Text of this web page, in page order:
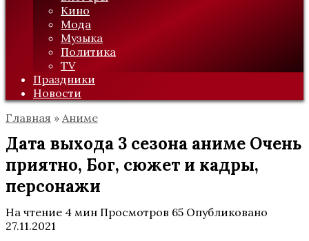
Кино
Мода
Музыка
Политика
TV
Праздники
Новости
Главная » Аниме
Дата выхода 3 сезона аниме Очень
приятно, Бог, сюжет и кадры,
персонажи
На чтение 4 мин Просмотров 65 Опубликовано
27.11.2021